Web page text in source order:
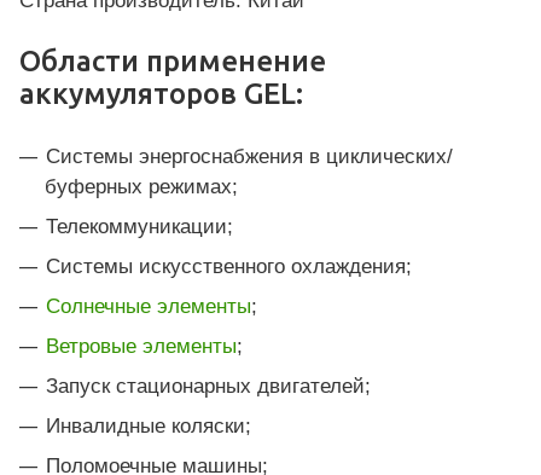
Области применение
аккумуляторов GEL:
Системы энергоснабжения в циклических/
буферных режимах;
Телекоммуникации;
Системы искусственного охлаждения;
Солнечные элементы;
Ветровые элементы;
Запуск стационарных двигателей;
Инвалидные коляски;
Поломоечные машины;